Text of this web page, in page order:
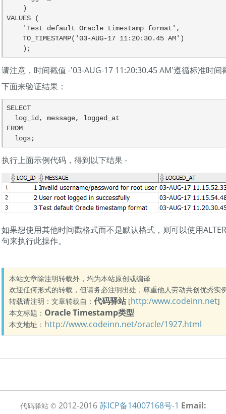
VALUES (
    );
请注意，时间戳值 -'03-AUG-17 11:20:30.45 AM'遵循标准时间
下面来验证结果：
SELECT
FROM
  logs;
执行上面示例代码，得到以下结果 -
如果想使用其他时间戳格式而不是默认格式，则可以使用ALTER
句来执行此操作。
本站文章除注明转载外，均为本站原创或编译
欢迎任何形式的转载，但请务必注明出处，尊重他人劳动共创优秀实
转载请注明：文章转载自： 代码驿站[http:/www.codeinn.net]
本文标题： Oracle Timestamp类型
本文地址： http://www.codeinn.net/oracle/1927.html
代码驿站 © 2012-2016 苏ICP备14007168号-1 Email: